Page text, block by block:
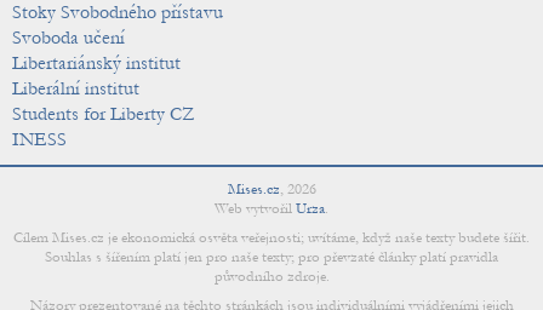
Stoky Svobodného přístavu
Svoboda učení
Libertariánský institut
Liberální institut
Students for Liberty CZ
INESS
Mises.cz, 2026
Web vytvořil Urza.
Cílem Mises.cz je ekonomická osvěta veřejnosti; uvítáme, když naše texty budete šířit.
Souhlas s šířením platí jen pro naše texty; pro převzaté články platí pravidla
původního zdroje.
Názory prezentované na těchto stránkách jsou individuálními vyjádřeními jejich